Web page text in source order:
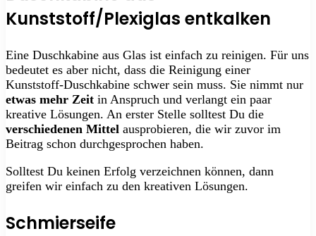
Kunststoff/Plexiglas entkalken
Eine Duschkabine aus Glas ist einfach zu reinigen. Für uns
bedeutet es aber nicht, dass die Reinigung einer
Kunststoff-Duschkabine schwer sein muss. Sie nimmt nur
etwas mehr Zeit in Anspruch und verlangt ein paar
kreative Lösungen. An erster Stelle solltest Du die
verschiedenen Mittel ausprobieren, die wir zuvor im
Beitrag schon durchgesprochen haben.
Solltest Du keinen Erfolg verzeichnen können, dann
greifen wir einfach zu den kreativen Lösungen.
Schmierseife